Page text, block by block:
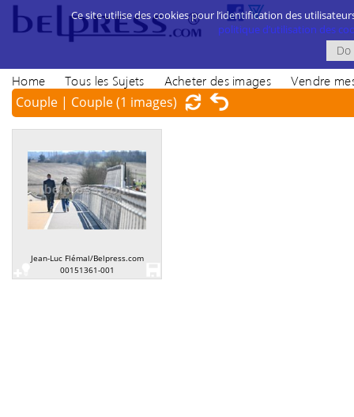
Home Tous les Sujets Acheter des images Vendre
Couple | Couple(1 images)
Jean-Luc Flémal/Belpress.com
00151361-001
Ce site utilise des cookies pour l’identification des
politique d’utilisation des